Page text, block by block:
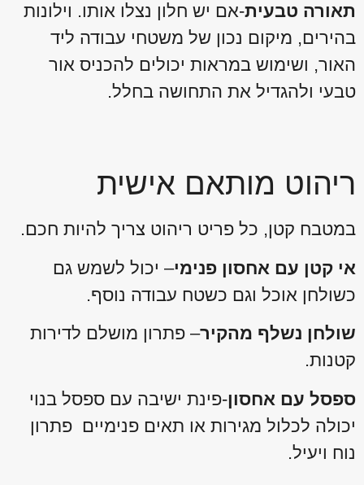
תאורה טבעית-אם יש חלון נצלו אותו. וילונות
בהירים, מיקום נכון של משטחי עבודה ליד
האור, ושימוש במראות יכולים להכניס אור
טבעי ולהגדיל את התחושה בחלל.
ריהוט מותאם אישית
במטבח קטן, כל פריט ריהוט צריך להיות חכם.
אי קטן עם אחסון פנימי– יכול לשמש גם
כשולחן אוכל וגם כשטח עבודה נוסף.
שולחן נשלף מהקיר– פתרון מושלם לדירות
קטנות.
ספסל עם אחסון-פינת ישיבה עם ספסל בנוי
יכולה לכלול מגירות או תאים פנימיים פתרון
נוח ויעיל.